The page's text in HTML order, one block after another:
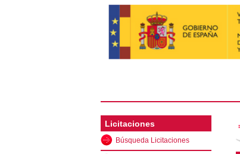
Licitaciones
Búsqueda Licitaciones